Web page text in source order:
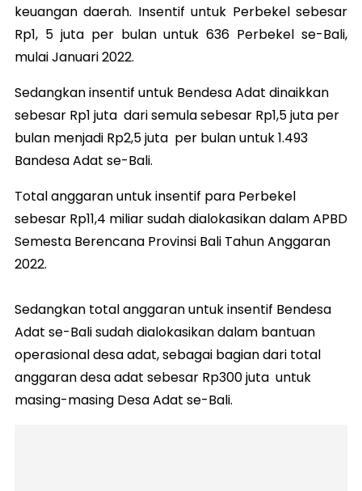
keuangan daerah. Insentif untuk Perbekel sebesar
Rp1, 5 juta per bulan untuk 636 Perbekel se-Bali,
mulai Januari 2022.
Sedangkan insentif untuk Bendesa Adat dinaikkan
sebesar Rp1 juta dari semula sebesar Rp1,5 juta per
bulan menjadi Rp2,5 juta per bulan untuk 1.493
Bandesa Adat se-Bali.
Total anggaran untuk insentif para Perbekel
sebesar Rp11,4 miliar sudah dialokasikan dalam APBD
Semesta Berencana Provinsi Bali Tahun Anggaran
2022.
Sedangkan total anggaran untuk insentif Bendesa
Adat se-Bali sudah dialokasikan dalam bantuan
operasional desa adat, sebagai bagian dari total
anggaran desa adat sebesar Rp300 juta untuk
masing-masing Desa Adat se-Bali.